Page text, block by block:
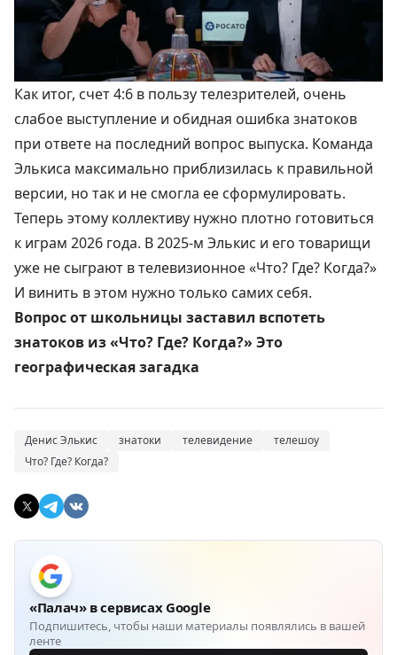
Как итог, счет 4:6 в пользу телезрителей, очень
слабое выступление и обидная ошибка знатоков
при ответе на последний вопрос выпуска. Команда
Элькиса максимально приблизилась к правильной
версии, но так и не смогла ее сформулировать.
Теперь этому коллективу нужно плотно готовиться
к играм 2026 года. В 2025-м Элькис и его товарищи
уже не сыграют в телевизионное «Что? Где? Когда?»
И винить в этом нужно только самих себя.
Вопрос от школьницы заставил вспотеть
знатоков из «Что? Где? Когда?» Это
географическая загадка
Денис Элькис знатоки телевидение
телешоу
Что? Где? Когда?
«Палач» в сервисах Google
Подпишитесь, чтобы наши материалы появлялись в вашей
ленте